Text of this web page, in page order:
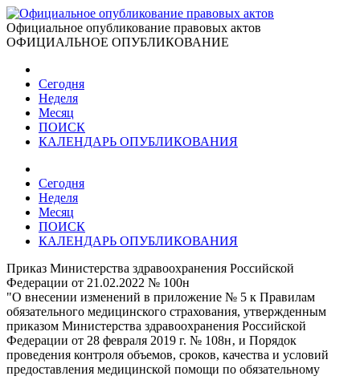
Официальное опубликование правовых актов
ОФИЦИАЛЬНОЕ ОПУБЛИКОВАНИЕ
Сегодня
Неделя
Месяц
ПОИСК
КАЛЕНДАРЬ ОПУБЛИКОВАНИЯ
Сегодня
Неделя
Месяц
ПОИСК
КАЛЕНДАРЬ ОПУБЛИКОВАНИЯ
Приказ Министерства здравоохранения Российской
Федерации от 21.02.2022 № 100н
"О внесении изменений в приложение № 5 к Правилам
обязательного медицинского страхования, утвержденным
приказом Министерства здравоохранения Российской
Федерации от 28 февраля 2019 г. № 108н‚ и Порядок
проведения контроля объемов, сроков, качества и условий
предоставления медицинской помощи по обязательному